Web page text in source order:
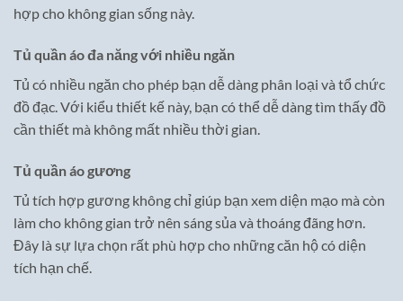
hợp cho không gian sống này.
Tủ quần áo đa năng với nhiều ngăn
Tủ có nhiều ngăn cho phép bạn dễ dàng phân loại và tổ chức
đồ đạc. Với kiểu thiết kế này, bạn có thể dễ dàng tìm thấy đồ
cần thiết mà không mất nhiều thời gian.
Tủ quần áo gương
Tủ tích hợp gương không chỉ giúp bạn xem diện mạo mà còn
làm cho không gian trở nên sáng sủa và thoáng đãng hơn.
Đây là sự lựa chọn rất phù hợp cho những căn hộ có diện
tích hạn chế.